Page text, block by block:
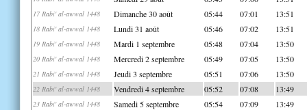
17 Rabi' al-awwal 1448 Dimanche 30 août 05:44 07:01 13:51
18 Rabi' al-awwal 1448 Lundi 31 août 05:46 07:02 13:51
19 Rabi' al-awwal 1448 Mardi 1 septembre 05:48 07:04 13:50
20 Rabi' al-awwal 1448 Mercredi 2 septembre 05:49 07:05 13:50
21 Rabi' al-awwal 1448 Jeudi 3 septembre 05:51 07:06 13:50
22 Rabi' al-awwal 1448 Vendredi 4 septembre 05:52 07:08 13:49
23 Rabi' al-awwal 1448 Samedi 5 septembre 05:54 07:09 13:49